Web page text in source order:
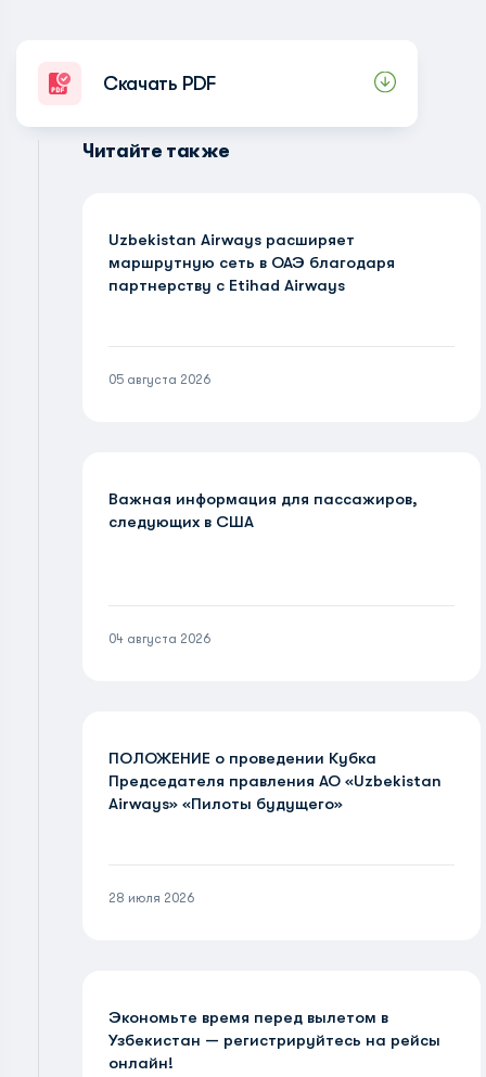
Скачать PDF
Читайте также
Uzbekistan Airways расширяет
маршрутную сеть в ОАЭ благодаря
партнерству с Etihad Airways
05 августа 2026
Важная информация для пассажиров,
следующих в США
04 августа 2026
ПОЛОЖЕНИЕ о проведении Кубка
Председателя правления АО «Uzbekistan
Airways» «Пилоты будущего»
28 июля 2026
Экономьте время перед вылетом в
Узбекистан — регистрируйтесь на рейсы
онлайн!